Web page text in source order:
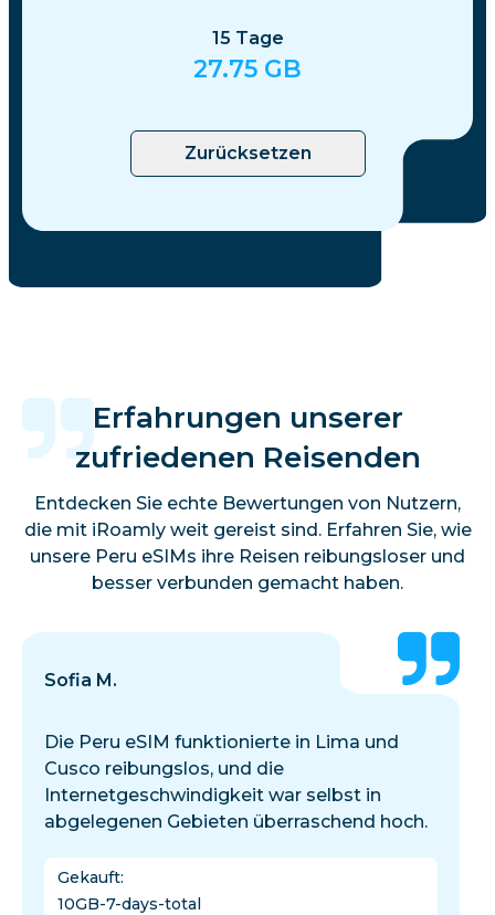
15 Tage
27.75 GB
Zurücksetzen
Erfahrungen unserer
zufriedenen Reisenden
Entdecken Sie echte Bewertungen von Nutzern,
die mit iRoamly weit gereist sind. Erfahren Sie, wie
unsere Peru eSIMs ihre Reisen reibungsloser und
besser verbunden gemacht haben.
Sofia M.
Die Peru eSIM funktionierte in Lima und
Cusco reibungslos, und die
Internetgeschwindigkeit war selbst in
abgelegenen Gebieten überraschend hoch.
Gekauft:
10GB-7-days-total